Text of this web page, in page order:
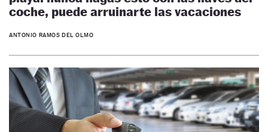
coche, puede arruinarte las vacaciones
ANTONIO RAMOS DEL OLMO